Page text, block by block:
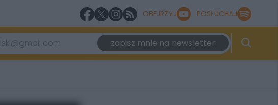
OBEJRZYJ POSŁUCHAJ
zapisz mnie na newsletter